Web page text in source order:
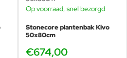
Op voorraad, snel bezorgd
Stonecore plantenbak Kivo
50x80cm
€674,00